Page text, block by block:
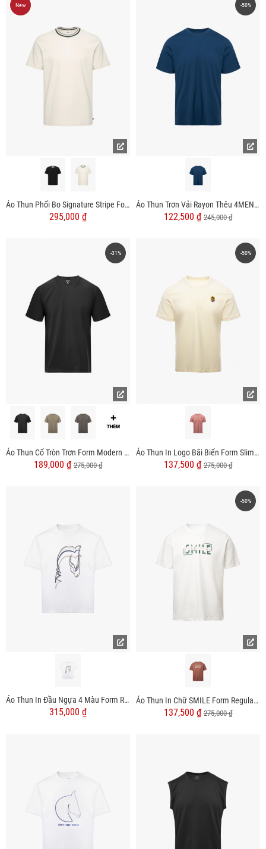
New
Áo Thun Phối Bo Signature Stripe Form Regular AT196
295,000 ₫
-50%
Áo Thun Trơn Vải Rayon Thêu 4MEN Club Tay Áo Form Slimfit AT155
122,500 ₫245,000 ₫
-31%
Áo Thun Cổ Tròn Trơn Form Modern AT186
189,000 ₫275,000 ₫
-50%
Áo Thun In Logo Bãi Biển Form Slimfit AT170
137,500 ₫275,000 ₫
Áo Thun In Đầu Ngựa 4 Màu Form Relax AT184
315,000 ₫
-50%
Áo Thun In Chữ SMILE Form Regular AT160
137,500 ₫275,000 ₫